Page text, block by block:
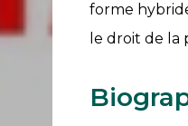
Accueil
propos
forme
le droit de la